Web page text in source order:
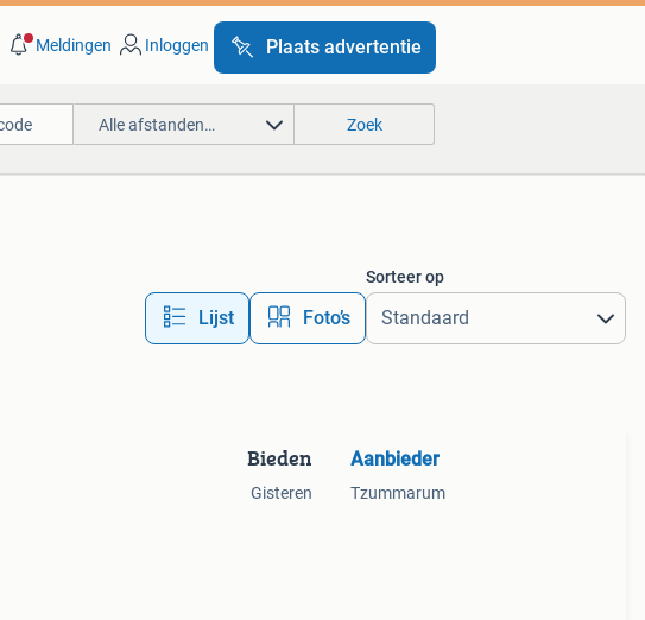
Meldingen Inloggen Plaats advertentie
Alle afstanden… Zoek
Lijst Foto’s
Sorteer op
Bieden
Gisteren
Aanbieder
Tzummarum